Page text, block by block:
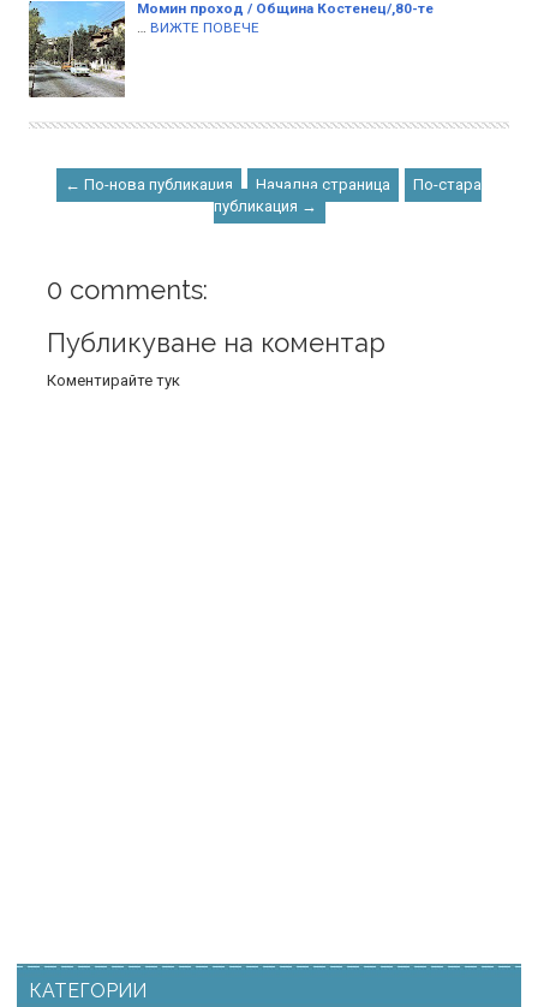
Момин проход / Община Костенец/,80-те
ВИЖТЕ ПОВЕЧЕ
← По-нова публикация Начална страница
По-стара
публикация →
0 comments:
Публикуване на коментар
Коментирайте тук
КАТЕГОРИИ